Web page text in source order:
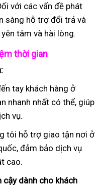
với các vấn đề phát
sàng hỗ trợ đổi trả và
tâm và hài lòng.
thời gian
tay khách hàng ở
nhanh nhất có thể, giúp
vụ.
tôi hỗ trợ giao tận nơi ở
đảm bảo dịch vụ
cao.
dành cho khách